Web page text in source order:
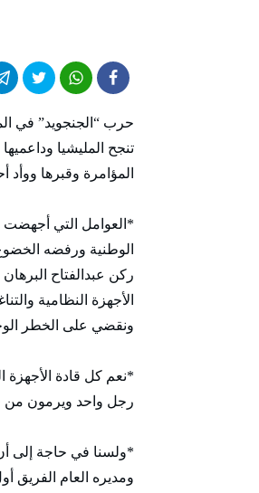
حرب “الجنجويد” في
تنجح المليشيا
المؤامرة وقبرها
*العوامل التي أجهضت
الوطنية ورفضه
ركن عبدالفتاح
الأجهزة النظامية
ونقضي على الخطر
*نعم كل قادة الأجهزة
رجل واحد ويرمون من
*ولسنا في حاجة إلى أن
ومديره العام الفريق